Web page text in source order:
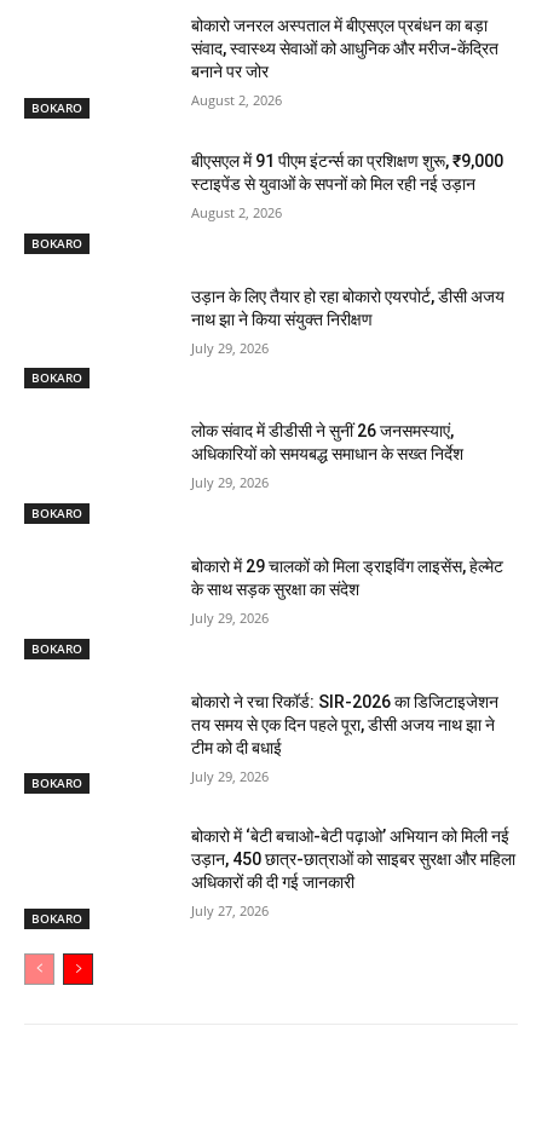
BOKARO
बोकारो जनरल अस्पताल में बीएसएल प्रबंधन का बड़ा
संवाद, स्वास्थ्य सेवाओं को आधुनिक और मरीज-केंद्रित
बनाने पर जोर
August 2, 2026
BOKARO
बीएसएल में 91 पीएम इंटर्न्स का प्रशिक्षण शुरू, ₹9,000
स्टाइपेंड से युवाओं के सपनों को मिल रही नई उड़ान
August 2, 2026
BOKARO
उड़ान के लिए तैयार हो रहा बोकारो एयरपोर्ट, डीसी अजय
नाथ झा ने किया संयुक्त निरीक्षण
July 29, 2026
BOKARO
लोक संवाद में डीडीसी ने सुनीं 26 जनसमस्याएं,
अधिकारियों को समयबद्ध समाधान के सख्त निर्देश
July 29, 2026
BOKARO
बोकारो में 29 चालकों को मिला ड्राइविंग लाइसेंस, हेल्मेट
के साथ सड़क सुरक्षा का संदेश
July 29, 2026
BOKARO
बोकारो ने रचा रिकॉर्ड: SIR-2026 का डिजिटाइजेशन
तय समय से एक दिन पहले पूरा, डीसी अजय नाथ झा ने
टीम को दी बधाई
July 29, 2026
BOKARO
बोकारो में ‘बेटी बचाओ-बेटी पढ़ाओ’ अभियान को मिली नई
उड़ान, 450 छात्र-छात्राओं को साइबर सुरक्षा और महिला
अधिकारों की दी गई जानकारी
July 27, 2026